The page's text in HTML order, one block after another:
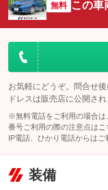
無料 この車
お気軽にどうぞ。問合せ
ドレスは販売店に公開され
※無料電話をご利用の場合は
番号ご利用の際の注意点は こ
IP電話、ひかり電話からはご
装備